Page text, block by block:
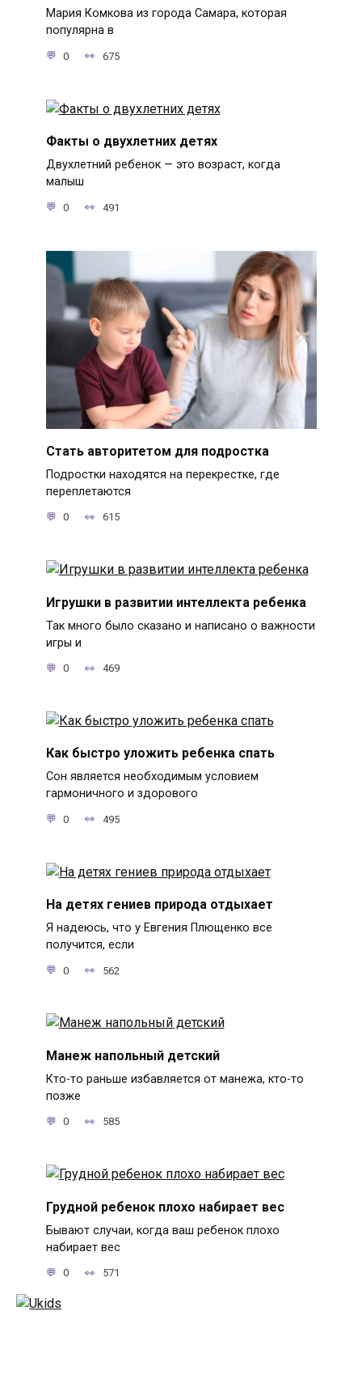
Мария Комкова из города Самара, которая
популярна в
0 675
Факты о двухлетних детях
Двухлетний ребенок — это возраст, когда
малыш
0 491
Стать авторитетом для подростка
Подростки находятся на перекрестке, где
переплетаются
0 615
Игрушки в развитии интеллекта ребенка
Так много было сказано и написано о важности
игры и
0 469
Как быстро уложить ребенка спать
Сон является необходимым условием
гармоничного и здорового
0 495
На детях гениев природа отдыхает
Я надеюсь, что у Евгения Плющенко все
получится, если
0 562
Манеж напольный детский
Кто-то раньше избавляется от манежа, кто-то
позже
0 585
Грудной ребенок плохо набирает вес
Бывают случаи, когда ваш ребенок плохо
набирает вес
0 571